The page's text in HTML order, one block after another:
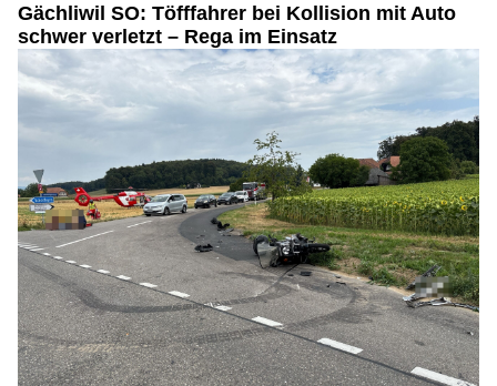
Gächliwil SO: Töfffahrer bei Kollision mit Auto
schwer verletzt – Rega im Einsatz